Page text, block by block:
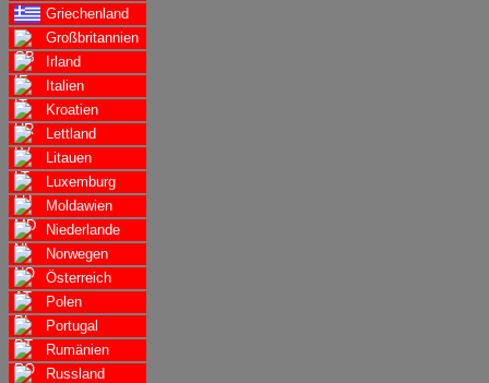
Griechenland
Großbritannien
Irland
Italien
Kroatien
Lettland
Litauen
Luxemburg
Moldawien
Niederlande
Norwegen
Österreich
Polen
Portugal
Rumänien
Russland